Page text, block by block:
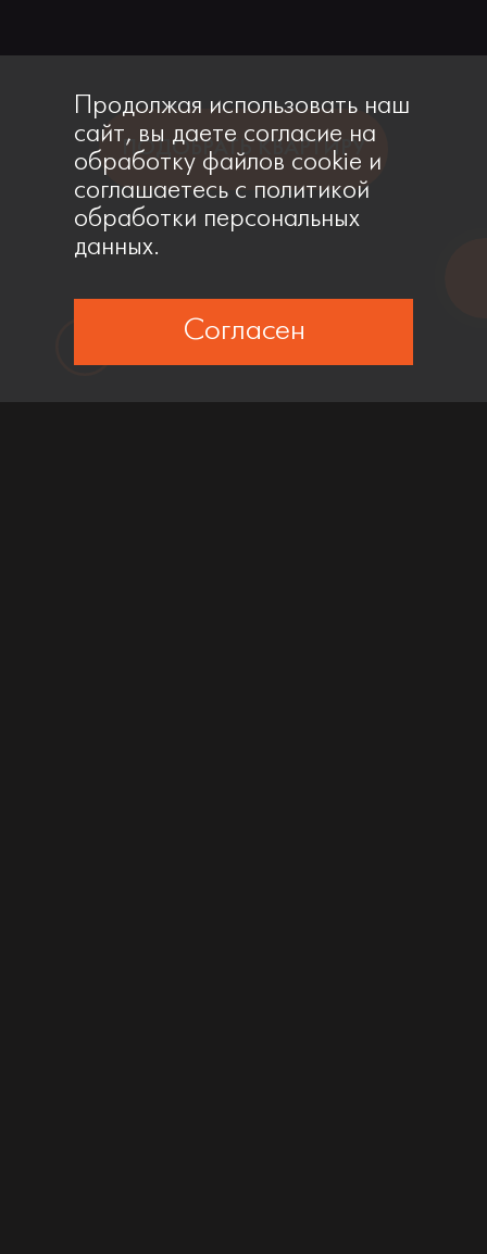
ПОДОБРАТЬ КВАРТИРУ
Продолжая использовать наш
сайт, вы даете согласие на
обработку файлов cookie и
соглашаетесь с политикой
обработки персональных
данных.
Согласен